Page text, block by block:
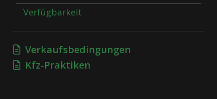
Verfügbarkeit
Verkaufsbedingungen
Kfz-Praktiken